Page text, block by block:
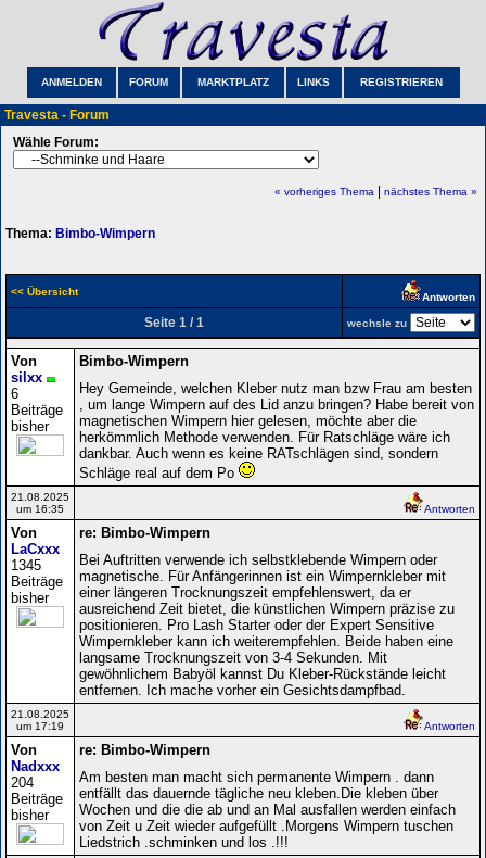
ANMELDEN FORUM MARKTPLATZ LINKS REGISTRIEREN
Travesta - Forum
Wähle Forum:
« vorheriges Thema nächstes Thema »
Thema: Bimbo-Wimpern
<< Übersicht Antworten
Seite 1 / 1 wechsle zu
Von
silxx
6
Beiträge
bisher
Bimbo-Wimpern
Hey Gemeinde, welchen Kleber nutz man bzw Frau am besten
, um lange Wimpern auf des Lid anzu bringen? Habe bereit von
magnetischen Wimpern hier gelesen, möchte aber die
herkömmlich Methode verwenden. Für Ratschläge wäre ich
dankbar. Auch wenn es keine RATschlägen sind, sondern
Schläge real auf dem Po
21.08.2025
um 16:35
Antworten
Von
LaCxxx
1345
Beiträge
bisher
re: Bimbo-Wimpern
Bei Auftritten verwende ich selbstklebende Wimpern oder
magnetische. Für Anfängerinnen ist ein Wimpernkleber mit
einer längeren Trocknungszeit empfehlenswert, da er
ausreichend Zeit bietet, die künstlichen Wimpern präzise zu
positionieren. Pro Lash Starter oder der Expert Sensitive
Wimpernkleber kann ich weiterempfehlen. Beide haben eine
langsame Trocknungszeit von 3-4 Sekunden. Mit
gewöhnlichem Babyöl kannst Du Kleber-Rückstände leicht
entfernen. Ich mache vorher ein Gesichtsdampfbad.
21.08.2025
um 17:19
Antworten
Von
Nadxxx
204
Beiträge
bisher
re: Bimbo-Wimpern
Am besten man macht sich permanente Wimpern . dann
entfällt das dauernde tägliche neu kleben.Die kleben über
Wochen und die die ab und an Mal ausfallen werden einfach
von Zeit u Zeit wieder aufgefüllt .Morgens Wimpern tuschen
Liedstrich .schminken und los .!!!